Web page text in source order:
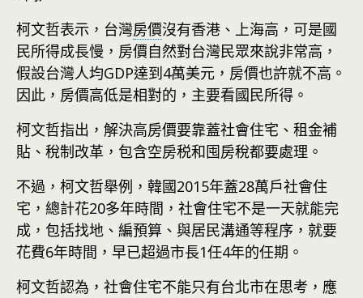
柯文哲表示，台灣房價沒有香港、上海高，可是國
民所得成長慢，房價自然對台灣民眾來說非常高，
假設台灣人均GDP達到4萬美元，房價也許就不高。
因此，房價高低是相對的，主要看國民所得。
柯文哲指出，解決高房價要靠蓋社會住宅、租金補
貼、稅制改革，包含空房税和囤房稅都要處理。
不過，柯文哲舉例，韓國2015年蓋28萬戶社會住
宅，總計花20多年時間，社會住宅不是一天就能完
成，包括找地、編預算、與居民溝通等程序，就要
花費6年時間，早已超過市長1任4年的任期。
柯文哲認為，社會住宅不能只有台北市在思考，應